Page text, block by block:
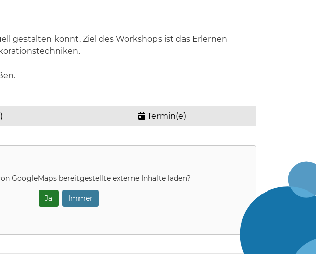
gestalten könnt. Ziel des Workshops ist das Erlernen
Termin(e)
GoogleMaps bereitgestellte externe Inhalte laden?
Ja Immer